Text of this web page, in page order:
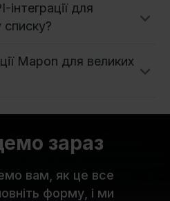
для
Mapon для великих
зараз
вам, як це все
форму, і ми